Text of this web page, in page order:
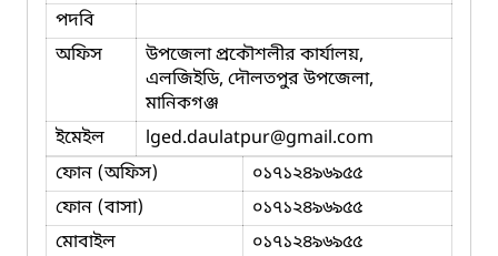
পদবি
অফিস
উপজেলা প্রকৌশলীর কার্যালয়,
এলজিইডি, দৌলতপুর উপজেলা,
মানিকগঞ্জ
ইমেইল
lged.daulatpur@gmail.com
ফোন (অফিস)
০১৭১২৪৯৬৯৫৫
ফোন (বাসা)
০১৭১২৪৯৬৯৫৫
মোবাইল
০১৭১২৪৯৬৯৫৫